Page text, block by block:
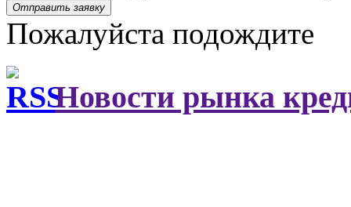
Отправить заявку
Пожалуйста подождите
Новости рынка